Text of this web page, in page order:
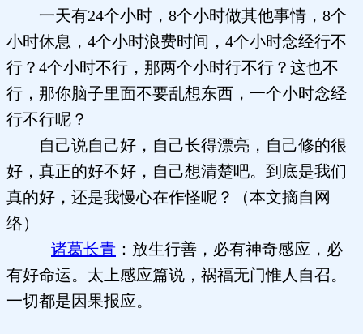
一天有24个小时，8个小时做其他事情，8个
小时休息，4个小时浪费时间，4个小时念经行不
行？4个小时不行，那两个小时行不行？这也不
行，那你脑子里面不要乱想东西，一个小时念经
行不行呢？
自己说自己好，自己长得漂亮，自己修的很
好，真正的好不好，自己想清楚吧。到底是我们
真的好，还是我慢心在作怪呢？（本文摘自网
络）
诸葛长青 ：放生行善，必有神奇感应，必
有好命运。太上感应篇说，祸福无门惟人自召。
一切都是因果报应。